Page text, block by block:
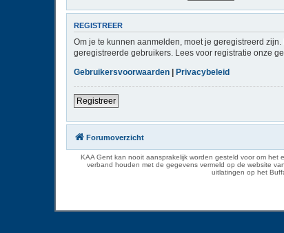
REGISTREER
Om je te kunnen aanmelden, moet je geregistreerd
geregistreerde gebruikers. Lees voor registratie onze
Gebruikersvoorwaarden | Privacybeleid
Registreer
Forumoverzicht
KAA Gent kan nooit aansprakelijk worden gesteld voor om
verband houden met de gegevens vermeld op de website
uitlatingen op het